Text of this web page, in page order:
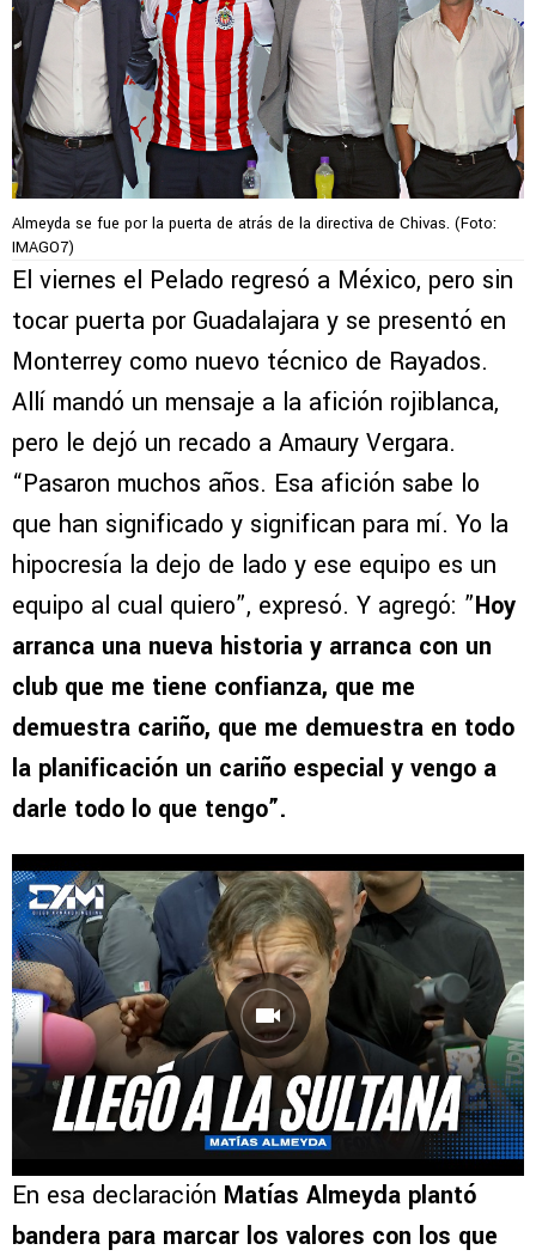
Almeyda se fue por la puerta de atrás de la directiva de Chivas. (Foto:
IMAGO7)
El viernes el Pelado regresó a México, pero sin
tocar puerta por Guadalajara y se presentó en
Monterrey como nuevo técnico de Rayados.
Allí mandó un mensaje a la afición rojiblanca,
pero le dejó un recado a Amaury Vergara.
“Pasaron muchos años. Esa afición sabe lo
que han significado y significan para mí. Yo la
hipocresía la dejo de lado y ese equipo es un
equipo al cual quiero”, expresó. Y agregó: ”Hoy
arranca una nueva historia y arranca con un
club que me tiene confianza, que me
demuestra cariño, que me demuestra en todo
la planificación un cariño especial y vengo a
darle todo lo que tengo”.
En esa declaración Matías Almeyda plantó
bandera para marcar los valores con los que